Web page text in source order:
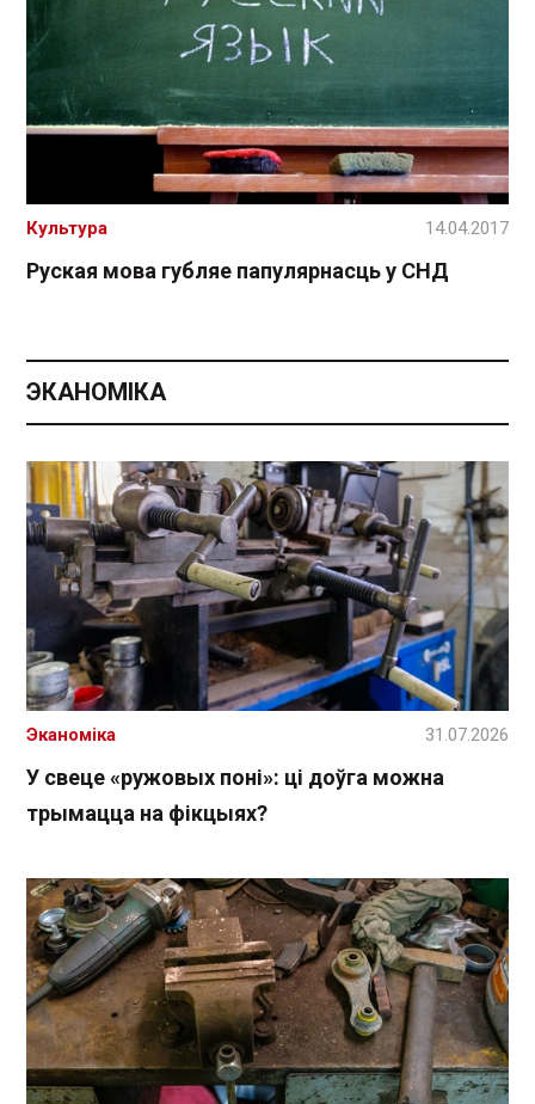
Руская мова губляе папулярнасць у СНД
Культура 14.04.2017
ЭКАНОМІКА
У свеце «ружовых поні»: ці доўга можна
трымацца на фікцыях?
Эканоміка 31.07.2026